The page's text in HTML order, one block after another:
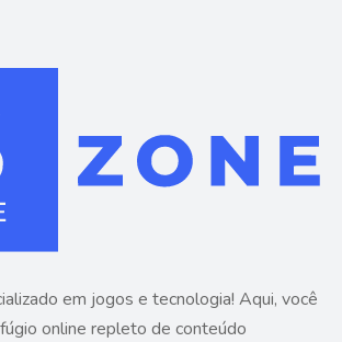
em jogos e tecnologia! Aqui, você
online repleto de conteúdo